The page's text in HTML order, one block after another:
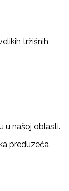
tržišnih
u našoj oblasti.
preduzeća